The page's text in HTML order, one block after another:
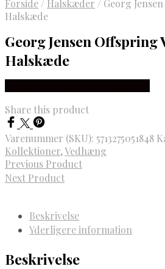
Forside / Halskæder / Georg
Halskæde
Georg Jensen Offspring
Halskæde
Share this product
Varenummer (SKU): 5713275051848
Kollektioner,Vedhæng
Previous Product
Next Product
Beskrivelse
Yderligere information
Beskrivelse